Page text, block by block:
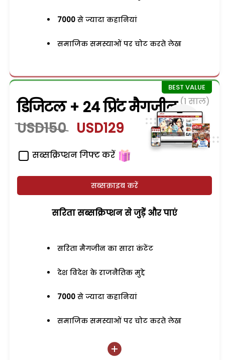
7000 से ज्यादा कहानियां
समाजिक समस्याओं पर चोट करते लेख
डिजिटल + 24 प्रिंट मैगजीन (1 साल)
USD150 USD129
सब्सक्रिप्शन गिफ्ट करें
सब्सक्राइब करें
सरिता सब्सक्रिप्शन से जुड़ेें और पाएं
सरिता मैगजीन का सारा कंटेंट
देश विदेश के राजनैतिक मुद्दे
7000 से ज्यादा कहानियां
समाजिक समस्याओं पर चोट करते लेख